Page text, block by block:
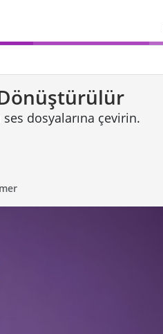
dosyalarına çevirin.